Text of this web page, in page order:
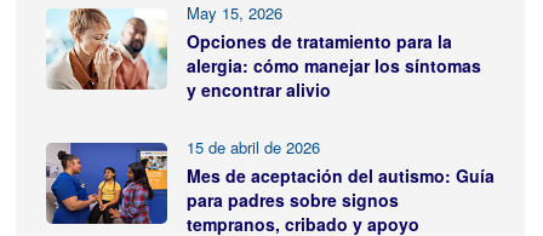
May 15, 2026
Opciones de tratamiento para la
alergia: cómo manejar los síntomas
y encontrar alivio
15 de abril de 2026
Mes de aceptación del autismo: Guía
para padres sobre signos
tempranos, cribado y apoyo